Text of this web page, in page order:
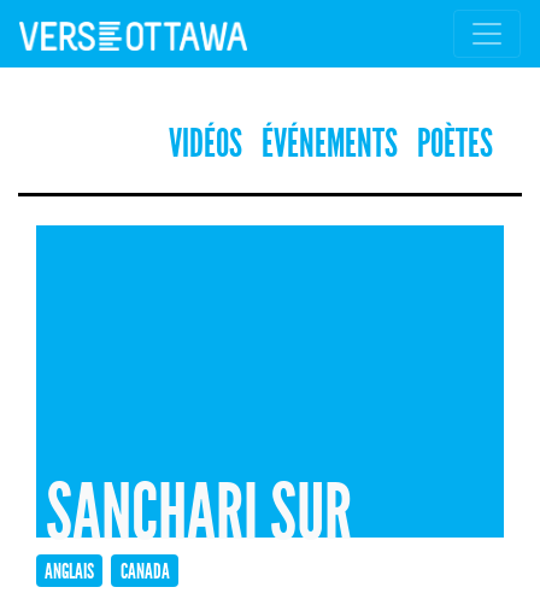
VIDÉOS ÉVÉNEMENTS POÈTES
SANCHARI SUR
ANGLAIS CANADA